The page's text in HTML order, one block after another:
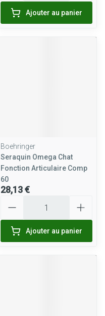
Ajouter au panier
Boehringer
Seraquin Omega Chat
Fonction Articulaire Comp
60
28,13 €
Ajouter au panier